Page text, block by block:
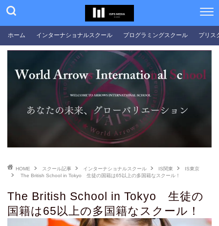
ホーム インターナショナルスクール プログラミングスクール プリス
HOME スクール記事 インターナショナルスクール IS関東
IS東京
The British School in Tokyo 生徒の国籍は65以上の多国籍なスクール！
The British School in Tokyo 生徒の
国籍は65以上の多国籍なスクール！